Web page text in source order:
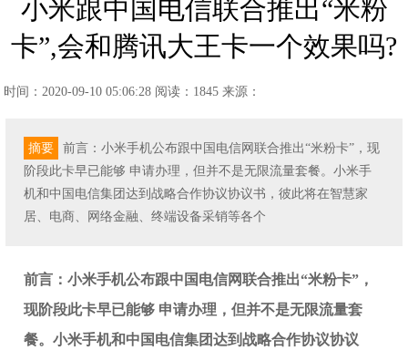
小米跟中国电信联合推出“米粉
卡”,会和腾讯大王卡一个效果吗?
时间：2020-09-10 05:06:28 阅读：1845 来源：
摘要
前言：小米手机公布跟中国电信网联合推出“米粉卡”，现
阶段此卡早已能够 申请办理，但并不是无限流量套餐。小米手
机和中国电信集团达到战略合作协议协议书，彼此将在智慧家
居、电商、网络金融、终端设备采销等各个
前言：小米手机公布跟中国电信网联合推出“米粉卡”，
现阶段此卡早已能够 申请办理，但并不是无限流量套
餐。小米手机和中国电信集团达到战略合作协议协议